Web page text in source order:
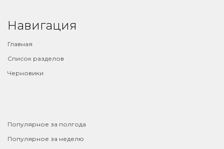
Навигация
Главная
Список разделов
Черновики
Популярное за полгода
Популярное за неделю